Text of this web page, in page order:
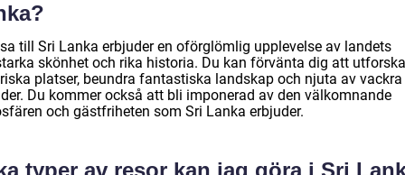
till Sri Lanka erbjuder en oförglömlig upplevelse av landets
skönhet och rika historia. Du kan förvänta dig att utforska
platser, beundra fantastiska landskap och njuta av vackra
Du kommer också att bli imponerad av den välkomnande
och gästfriheten som Sri Lanka erbjuder.